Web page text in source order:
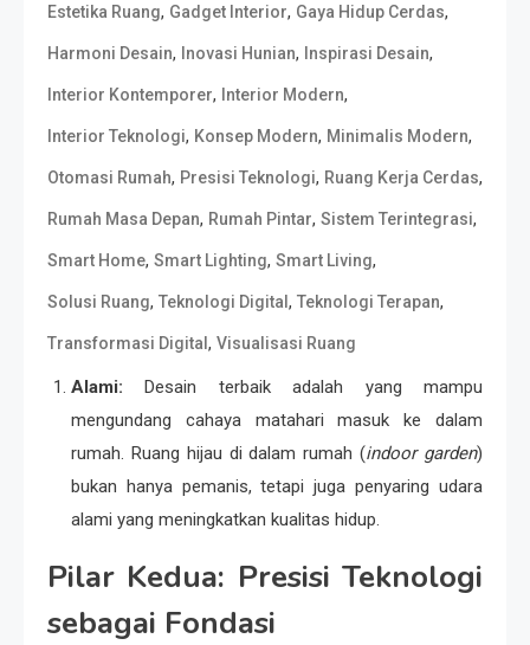
Estetika Ruang, Gadget Interior, Gaya Hidup Cerdas,
Harmoni Desain, Inovasi Hunian, Inspirasi Desain,
Interior Kontemporer, Interior Modern,
Interior Teknologi, Konsep Modern, Minimalis Modern,
Otomasi Rumah, Presisi Teknologi, Ruang Kerja Cerdas,
Rumah Masa Depan, Rumah Pintar, Sistem Terintegrasi,
Smart Home, Smart Lighting, Smart Living,
Solusi Ruang, Teknologi Digital , Teknologi Terapan,
Transformasi Digital , Visualisasi Ruang
Alami: Desain terbaik adalah yang mampu
mengundang cahaya matahari masuk ke dalam
rumah. Ruang hijau di dalam rumah (indoor garden)
bukan hanya pemanis, tetapi juga penyaring udara
alami yang meningkatkan kualitas hidup.
Pilar Kedua: Presisi Teknologi
sebagai Fondasi